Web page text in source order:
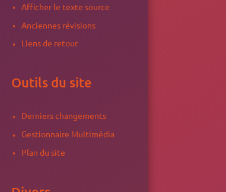
Afficher le texte source
Anciennes révisions
Liens de retour
Outils du site
Derniers changements
Gestionnaire Multimédia
Plan du site